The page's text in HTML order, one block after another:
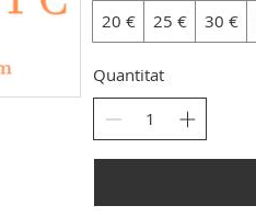
20 €
25 € 30 €
Quantitat